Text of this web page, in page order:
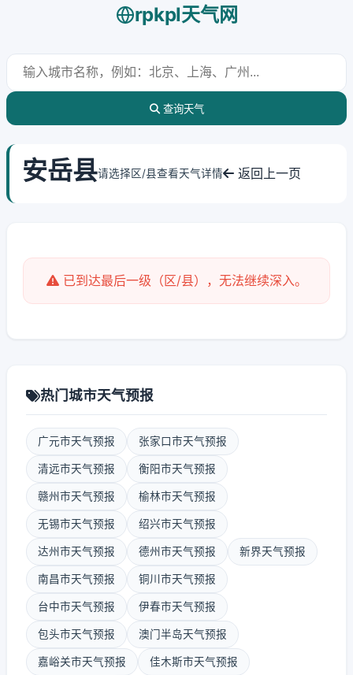
rpkpl天气网
查询天气
安岳县请选择区/县查看天气详情 返回上一页
已到达最后一级（区/县），无法继续深入。
热门城市天气预报
广元市天气预报 张家口市天气预报
清远市天气预报 衡阳市天气预报
赣州市天气预报 榆林市天气预报
无锡市天气预报 绍兴市天气预报
达州市天气预报 德州市天气预报 新界天气预报
南昌市天气预报 铜川市天气预报
台中市天气预报 伊春市天气预报
包头市天气预报 澳门半岛天气预报
嘉峪关市天气预报 佳木斯市天气预报